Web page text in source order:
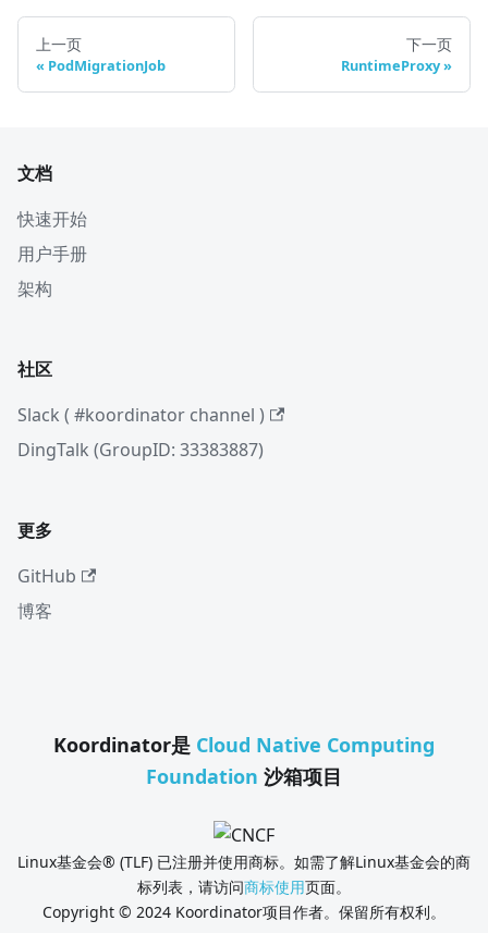
上一页
PodMigrationJob
下一页
RuntimeProxy
文档
快速开始
用户手册
架构
社区
Slack ( #koordinator channel )
DingTalk (GroupID: 33383887)
更多
GitHub
博客
Koordinator是 Cloud Native Computing
Foundation 沙箱项目
Linux基金会® (TLF) 已注册并使用商标。如需了解Linux基金会的商
标列表，请访问商标使用页面。
Copyright © 2024 Koordinator项目作者。保留所有权利。